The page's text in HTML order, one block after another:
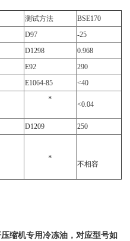
测试方法
BSE170
D97
-25
D1298
0.968
E92
290
E1064-85 <40
*
<0.04
D1209
250
*
不相容
缩机专用冷冻油，对应型号如